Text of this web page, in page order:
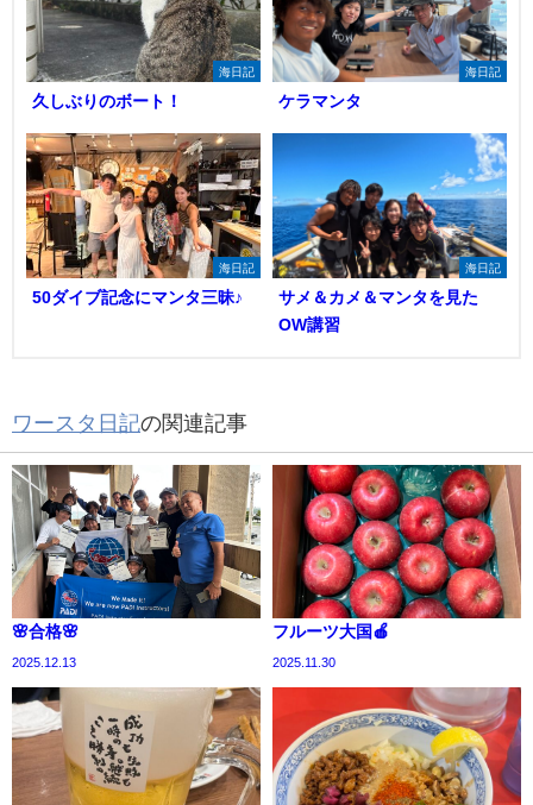
海日記
久しぶりのボート！
海日記
ケラマンタ
海日記
50ダイブ記念にマンタ三昧♪
海日記
サメ＆カメ＆マンタを見た
OW講習
ワースタ日記の関連記事
🌸合格🌸
2025.12.13
フルーツ大国🍎
2025.11.30